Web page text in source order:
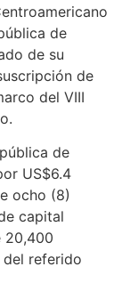
de
de su
de
del VIII
de
US$6.4
ocho (8)
capital
20,400
del referido